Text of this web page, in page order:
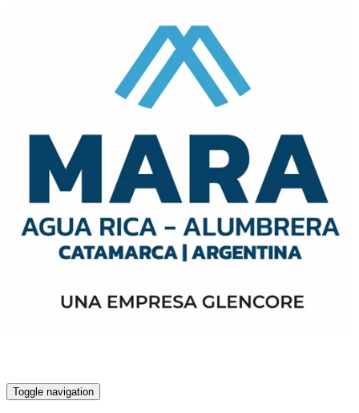
Toggle navigation